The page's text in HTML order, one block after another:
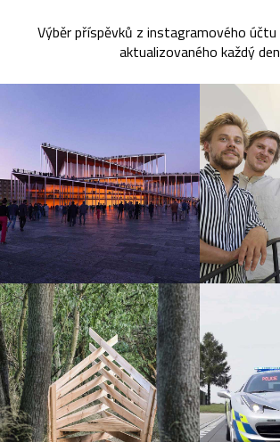
Výběr příspěvků z instagramového účtu
aktualizovaného každý den